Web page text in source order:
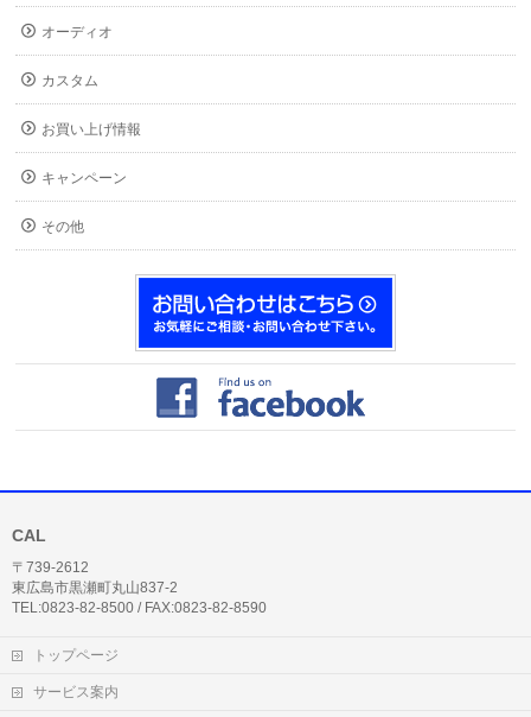
オーディオ
カスタム
お買い上げ情報
キャンペーン
その他
CAL
〒739-2612
東広島市黒瀬町丸山837-2
TEL:0823-82-8500 / FAX:0823-82-8590
トップページ
サービス案内